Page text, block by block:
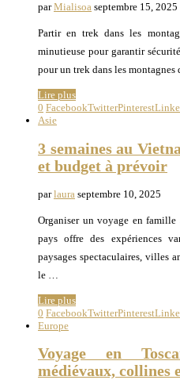
parMialisoa septembre 15, 2025
Partir en trek dans les
minutieuse pour garantir
pour un trek dans les
Lire plus
0 FacebookTwitterPinterest
Asie
3 semaines au
et budget à prévoir
parlaura septembre 10, 2025
Organiser un voyage en
pays offre des expériences
paysages spectaculaires, villes
le …
Lire plus
0 FacebookTwitterPinterest
Europe
Voyage en
médiévaux, collines